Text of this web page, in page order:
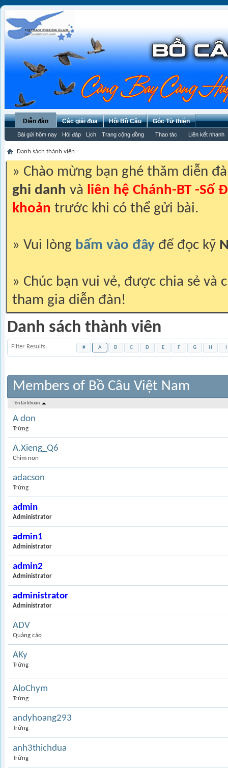
Diễn đàn
Bài gửi hôm nay Hỏi đáp Lịch Trang cộng đồng Thao tác Liên kết nhanh
Các giải đua Hội Bồ Câu Góc Từ thiện
Danh sách thành viên
» Chào mừng bạn ghé thăm diễn
ghi danh và liên hệ Chánh-BT -Số
khoản trước khi có thể gửi bài.
» Vui lòng bấm vào đây để đọc kỹ
» Chúc bạn vui vẻ, được chia sẻ và
tham gia diễn đàn!
Danh sách thành viên
Filter Results # A B C D E F G H
Members of Bồ Câu Việt Nam
Tên tài khoản
A don
Trứng
A.Xieng_Q6
Chim non
adacson
Trứng
admin
Administrator
admin1
Administrator
admin2
Administrator
administrator
Administrator
ADV
Quảng cáo
AKy
Trứng
AloChym
Trứng
andyhoang293
Trứng
anh3thichdua
Trứng